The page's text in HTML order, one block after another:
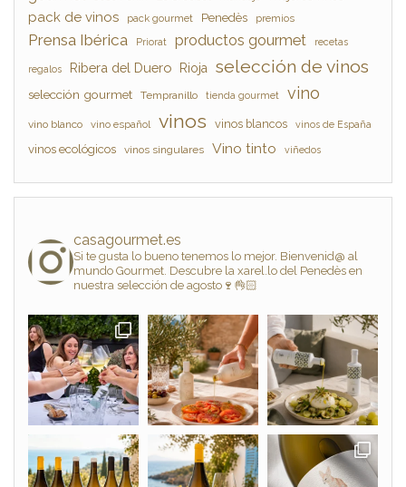
pack de vinos pack gourmet Penedès premios
Prensa Ibérica Priorat productos gourmet recetas
regalos Ribera del Duero Rioja selección de vinos
selección gourmet Tempranillo tienda gourmet vino
vino blanco vino español vinos vinos blancos vinos de España
vinos ecológicos vinos singulares Vino tinto viñedos
casagourmet.es
Si te gusta lo bueno tenemos lo mejor. Bienvenid@ al
mundo Gourmet. Descubre la xarel.lo del Penedès en
nuestra selección de agosto🍷👌🏻